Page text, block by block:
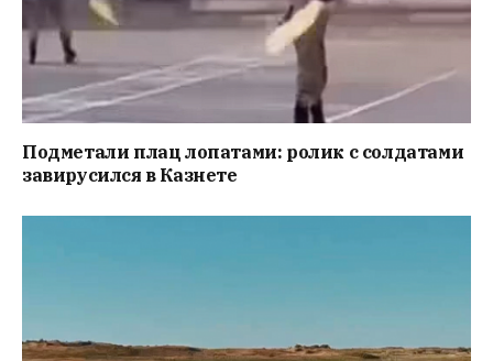
Подметали плац лопатами: ролик с солдатами
завирусился в Казнете